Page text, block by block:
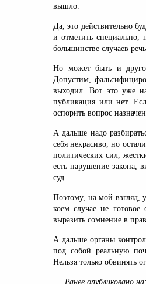
вышло.
Да, это действительно
и отметить
большинстве случаев
Но может быть и
Допустим,
выходил. Вот это уже
публикация или нет.
оспорить вопрос
А дальше надо
себя некрасиво, но
политических сил,
есть нарушение закона,
суд.
Поэтому, на мой взгляд,
коем случае не готовое
выразить сомнение в
А дальше органы
под собой реальную
Нельзя только обвинять
Ранее опубликовано на: